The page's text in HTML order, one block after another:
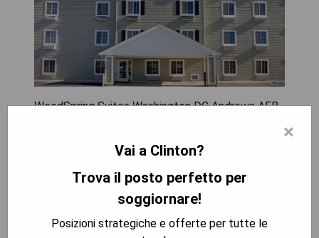
WoodSpring Suites Washington DC Andrews AFB
Springs. Das 3-Sterne-Hotel bietet klimatisierte
Zimmer mit eigenem Bad und kostenlosem WLAN.
Der Supreme Court und das U.S. Capitol sind
ebenfalls jeweils 14 km entfernt. Alle Zimmer im
WoodSpring Suites Washington DC Andrews AFB
×
Vai a Clinton?
Trova il posto perfetto per
soggiornare!
Posizioni strategiche e offerte per tutte le